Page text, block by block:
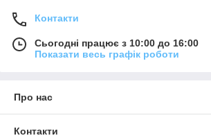
Контакти
Сьогодні працює з 10:00 до 16:00
Показати весь графік роботи
Про нас
Контакти